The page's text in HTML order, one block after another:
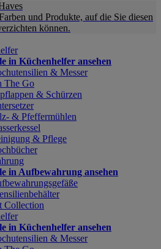
und Produkte, auf die Sie diesen
können.
in Küchenhelfer ansehen
& Messer
The Go
& Schürzen
& Pfeffermühlen
& Pflege
in Aufbewahrung ansehen
Collection
in Küchenhelfer ansehen
& Messer